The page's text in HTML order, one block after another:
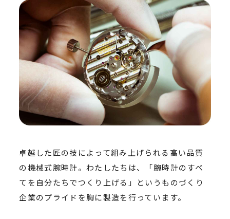
卓越した匠の技によって組み上げられる高い品質
の機械式腕時計。わたしたちは、「腕時計のすべ
てを自分たちでつくり上げる」というものづくり
企業のプライドを胸に製造を行っています。